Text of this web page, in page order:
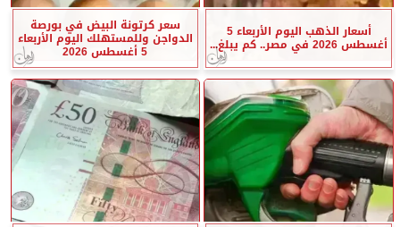
أسعار الذهب اليوم الأربعاء 5
أغسطس 2026 في مصر.. كم يبلغ...
سعر كرتونة البيض في بورصة
الدواجن وللمستهلك اليوم الأربعاء
5 أغسطس 2026